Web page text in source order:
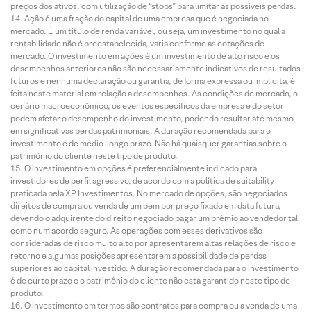
preços dos ativos, com utilização de “stops” para limitar as possíveis perdas.
Ação é uma fração do capital de uma empresa que é negociada no
mercado. É um título de renda variável, ou seja, um investimento no qual a
rentabilidade não é preestabelecida, varia conforme as cotações de
mercado. O investimento em ações é um investimento de alto risco e os
desempenhos anteriores não são necessariamente indicativos de resultados
futuros e nenhuma declaração ou garantia, de forma expressa ou implícita, é
feita neste material em relação a desempenhos. As condições de mercado, o
cenário macroeconômico, os eventos específicos da empresa e do setor
podem afetar o desempenho do investimento, podendo resultar até mesmo
em significativas perdas patrimoniais. A duração recomendada para o
investimento é de médio-longo prazo. Não há quaisquer garantias sobre o
patrimônio do cliente neste tipo de produto.
O investimento em opções é preferencialmente indicado para
investidores de perfil agressivo, de acordo com a política de suitability
praticada pela XP Investimentos. No mercado de opções, são negociados
direitos de compra ou venda de um bem por preço fixado em data futura,
devendo o adquirente do direito negociado pagar um prêmio ao vendedor tal
como num acordo seguro. As operações com esses derivativos são
consideradas de risco muito alto por apresentarem altas relações de risco e
retorno e algumas posições apresentarem a possibilidade de perdas
superiores ao capital investido. A duração recomendada para o investimento
é de curto prazo e o patrimônio do cliente não está garantido neste tipo de
produto.
O investimento em termos são contratos para compra ou a venda de uma